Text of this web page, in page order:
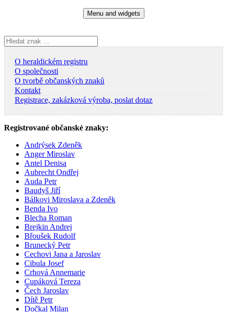
Menu and widgets
Vyhledávání
O heraldickém registru
O společnosti
O tvorbě občanských znaků
Kontakt
Registrace, zakázková výroba, poslat dotaz
Registrované občanské znaky:
Andrýsek Zdeněk
Anger Miroslav
Antel Denisa
Aubrecht Ondřej
Auda Petr
Baudyš Jiří
Bálkovi Miroslava a Zdeněk
Benda Ivo
Blecha Roman
Brejkin Andrej
Břoušek Rudolf
Brunecký Petr
Cechovi Jana a Jaroslav
Cibula Josef
Crhová Annemarie
Cupáková Tereza
Čech Jaroslav
Dítě Petr
Dočkal Milan